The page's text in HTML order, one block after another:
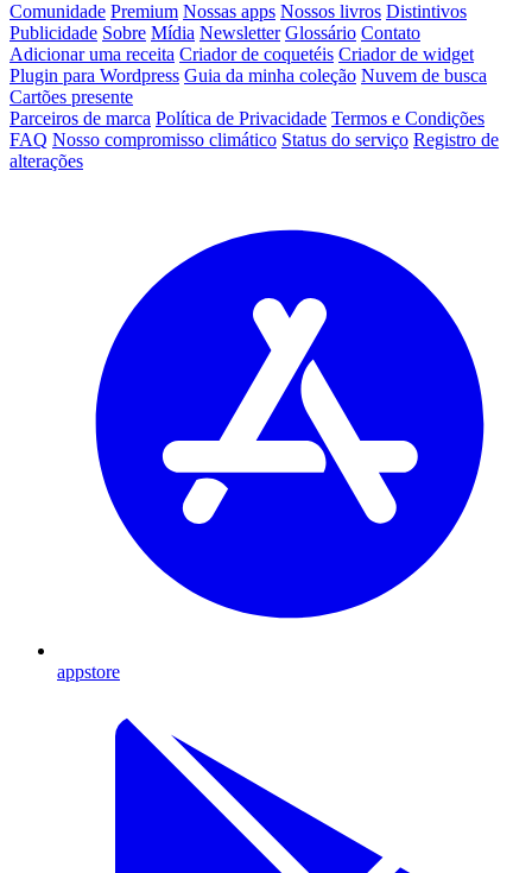
Comunidade Premium Nossas apps Nossos livros Distintivos
Publicidade Sobre Mídia Newsletter Glossário Contato
Adicionar uma receita Criador de coquetéis Criador de widget
Plugin para Wordpress Guia da minha coleção Nuvem de busca
Cartões presente
Parceiros de marca Política de Privacidade Termos e Condições
FAQ Nosso compromisso climático Status do serviço Registro de
alterações
appstore